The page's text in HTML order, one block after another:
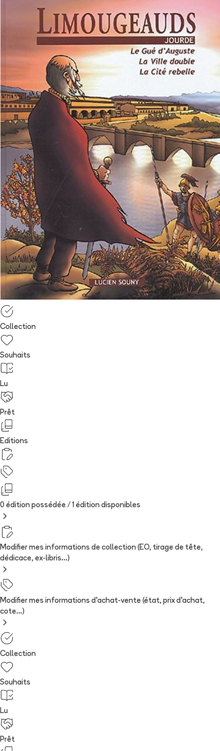
Collection
Souhaits
Lu
Prêt
Editions
0 édition possédée / 1 édition disponibles
Modifier mes informations de collection (EO, tirage de tête,
dédicace, ex-libris...)
Modifier mes informations d'achat-vente (état, prix d'achat,
cote...)
Collection
Souhaits
Lu
Prêt